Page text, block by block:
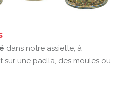
dans notre assiette, à
une paëlla, des moules ou